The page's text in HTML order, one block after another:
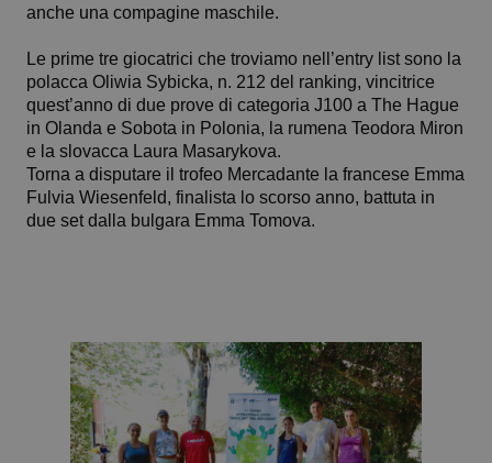
anche una compagine maschile.
Le prime tre giocatrici che troviamo nell’entry list sono la
polacca Oliwia Sybicka, n. 212 del ranking, vincitrice
quest’anno di due prove di categoria J100 a The Hague
in Olanda e Sobota in Polonia, la rumena Teodora Miron
e la slovacca Laura Masarykova.
Torna a disputare il trofeo Mercadante la francese Emma
Fulvia Wiesenfeld, finalista lo scorso anno, battuta in
due set dalla bulgara Emma Tomova.